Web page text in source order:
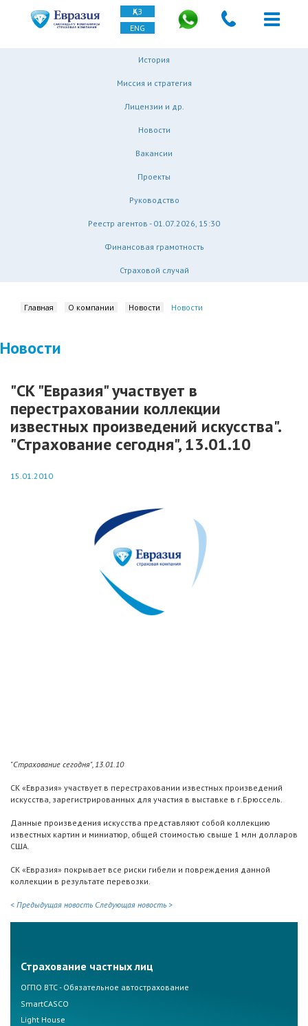
ҚАЗ
ENG
История
Миссия и стратегия
Лицензии и др.
Новости
Вакансии
Проекты
Руководство
Реестр агентов - 01.07.2026, 15:30
Финансовая грамотность
Страховой случай
Главная О компании Новости Новости
Новости
"СК "Евразия" участвует в
перестраховании коллекции
известных произведений искусства".
"Страхование сегодня", 13.01.10
15.01.2010
"Страхование сегодня", 13.01.10
СК «Евразия» участвует в перестраховании известных произведений
искусства, зарегистрированных для участия в выставке в г.Брюссель.
Данные произведения искусства представляют собой коллекцию
известных картин и миниатюр, общей стоимостью свыше 1 млн долларов
США.
СК «Евразия» покрывает все риски гибели и повреждения данной
коллекции в результате перевозки.
< Предыдущая новость Следующая новость >
Страхование частных лиц
ОГПО ВТС - Обязательное автострахование
SmartCASCO
Light House